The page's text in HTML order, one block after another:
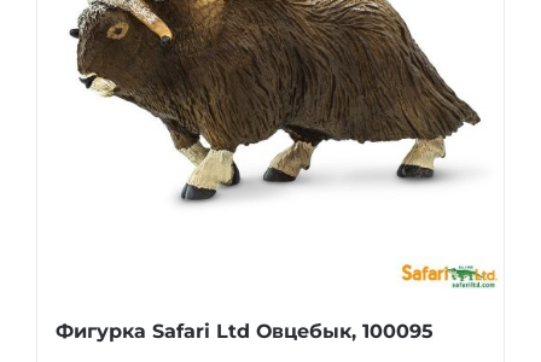
Фигурка Safari Ltd Овцебык, 100095